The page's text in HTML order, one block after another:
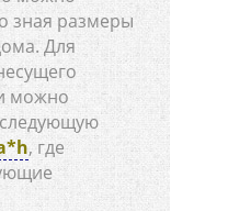
зная размеры
Для
можно
, где